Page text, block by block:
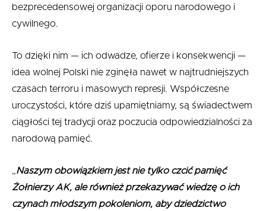
bezprecedensowej organizacji oporu narodowego i
cywilnego.
To dzięki nim — ich odwadze, ofierze i konsekwencji —
idea wolnej Polski nie zginęła nawet w najtrudniejszych
czasach terroru i masowych represji. Współczesne
uroczystości, które dziś upamiętniamy, są świadectwem
ciągłości tej tradycji oraz poczucia odpowiedzialności za
narodową pamięć.
„Naszym obowiązkiem jest nie tylko czcić pamięć
Żołnierzy AK, ale również przekazywać wiedzę o ich
czynach młodszym pokoleniom, aby dziedzictwo